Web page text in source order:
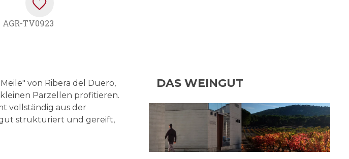
AGR-TV0923
von Ribera del Duero,
Parzellen profitieren.
vollständig aus der
gut strukturiert und gereift,
DAS WEINGUT